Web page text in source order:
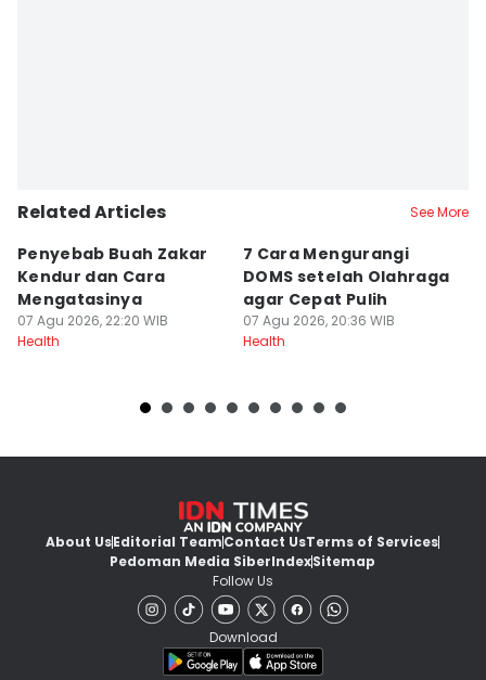
Related Articles See More
Penyebab Buah Zakar
Kendur dan Cara
Mengatasinya
07 Agu 2026, 22:20 WIB
Health
7 Cara Mengurangi
DOMS setelah Olahraga
agar Cepat Pulih
07 Agu 2026, 20:36 WIB
Health
About UsEditorial TeamContact UsTerms of Services
Pedoman Media SiberIndexSitemap
Follow Us
Download